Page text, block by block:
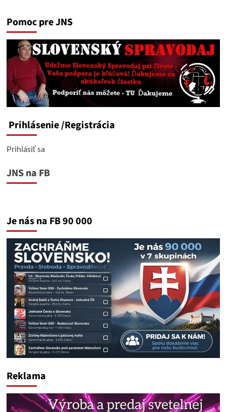
Pomoc pre JNS
Prihlásenie/Registrácia
Prihlásiť sa
JNS na FB
Je nás na FB 90 000
Reklama